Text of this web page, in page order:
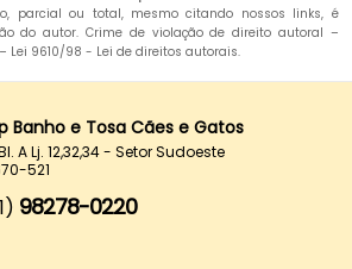
parcial ou total, mesmo citando nossos links, é
do autor. Crime de violação de direito autoral –
Lei 9610/98 - Lei de direitos autorais.
Banho e Tosa Cães e Gatos
A Lj. 12,32,34 - Setor Sudoeste
521
98278-0220